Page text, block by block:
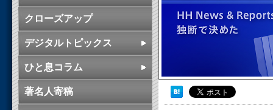
クローズアップ
デジタルトピックス
ひと息コラム
著名人寄稿